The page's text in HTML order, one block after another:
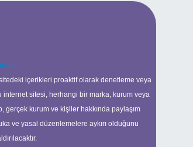
içerikleri proaktif olarak denetleme veya
internet sitesi, herhangi bir marka, kurum veya
gerçek kurum ve kişiler hakkında paylaşım
ve yasal düzenlemelere aykırı olduğunu